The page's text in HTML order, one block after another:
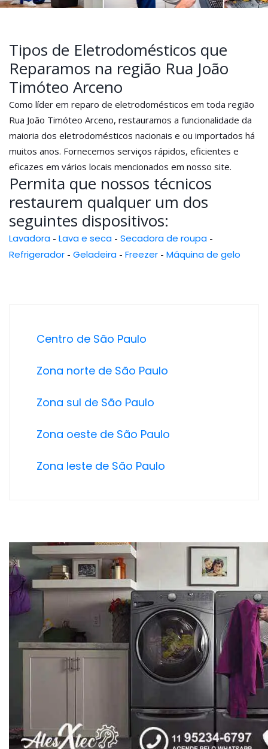
Tipos de Eletrodomésticos que
Reparamos na região Rua João
Timóteo Arceno
Como líder em reparo de eletrodomésticos em toda região
Rua João Timóteo Arceno, restauramos a funcionalidade da
maioria dos eletrodomésticos nacionais e ou importados há
muitos anos. Fornecemos serviços rápidos, eficientes e
eficazes em vários locais mencionados em nosso site.
Permita que nossos técnicos
restaurem qualquer um dos
seguintes dispositivos:
Lavadora - Lava e seca - Secadora de roupa -
Refrigerador - Geladeira - Freezer - Máquina de gelo
Centro de São Paulo
Zona norte de São Paulo
Zona sul de São Paulo
Zona oeste de São Paulo
Zona leste de São Paulo